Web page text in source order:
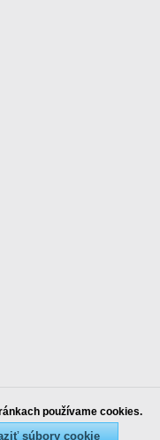
používame cookies.